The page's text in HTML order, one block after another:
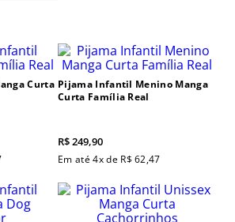
Curta Pijama Infantil Menino Manga
Curta Família Real
R$249,90
Em até4x de R$ 62,47